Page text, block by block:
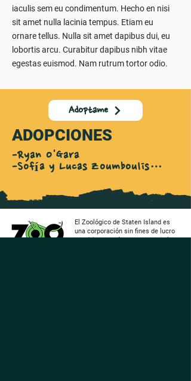
iaculis sem eu condimentum. Hecho en nisi
sit amet nulla lacinia tempus. Etiam eu
ornare tellus. Nulla sit amet dapibus dui, eu
lobortis arcu. Curabitur dapibus nibh vitae
egestas euismod. Nam rutrum tortor odio.
Adoptame
ADOPCIONES
-Ryan O'Gara
-Sofía y Lucas Zoumboulis
El Zoológico de Staten Island es
una corporación sin fines de lucro
501 (c) 3 y está acreditado por la